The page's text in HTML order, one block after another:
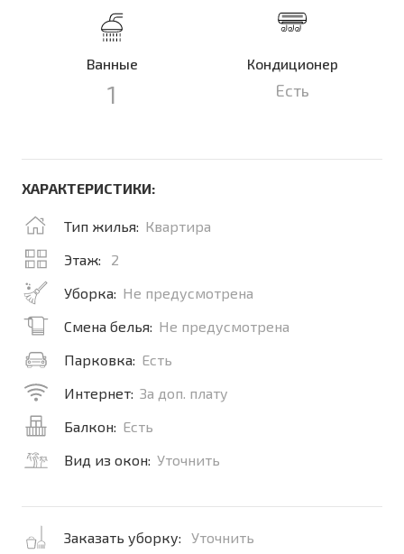
Ванные
1
Кондиционер
Есть
ХАРАКТЕРИСТИКИ:
Тип жилья: Квартира
Этаж:
2
Уборка: Не предусмотрена
Смена белья: Не предусмотрена
Парковка: Есть
Интернет: За доп. плату
Балкон: Есть
Вид из окон: Уточнить
Заказать уборку:
Уточнить